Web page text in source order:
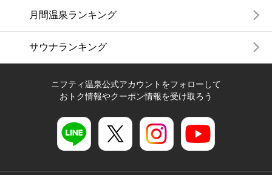
月間温泉ランキング
サウナランキング
ニフティ温泉公式アカウントをフォローして
おトク情報やクーポン情報を受け取ろう